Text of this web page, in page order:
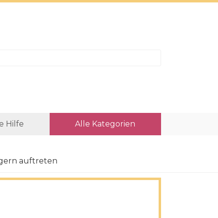
Hilfe Alle Kategorien
auftreten